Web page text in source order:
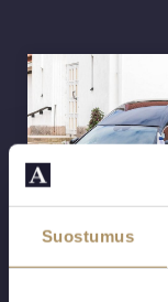
Suostumus
Kuljetus Oulun